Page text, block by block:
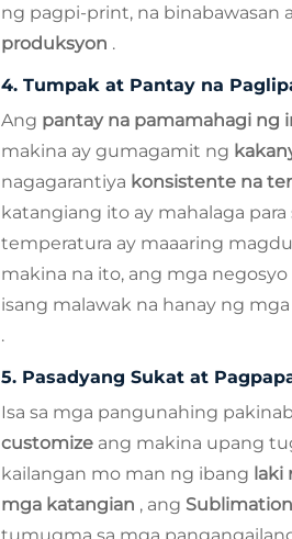
ng pagpi-print, na binabawasan
produksyon .
4. Tumpak at Pantay na
Ang pantay na pamamahagi ng
makina ay gumagamit ng
nagagarantiya konsistente na
katangiang ito ay mahalaga para
temperatura ay maaaring
makina na ito, ang mga
isang malawak na hanay ng
.
5. Pasadyang Sukat at
Isa sa mga pangunahing
customize ang makina upang
kailangan mo man ng ibang laki
mga katangian , ang
tumugma sa mga